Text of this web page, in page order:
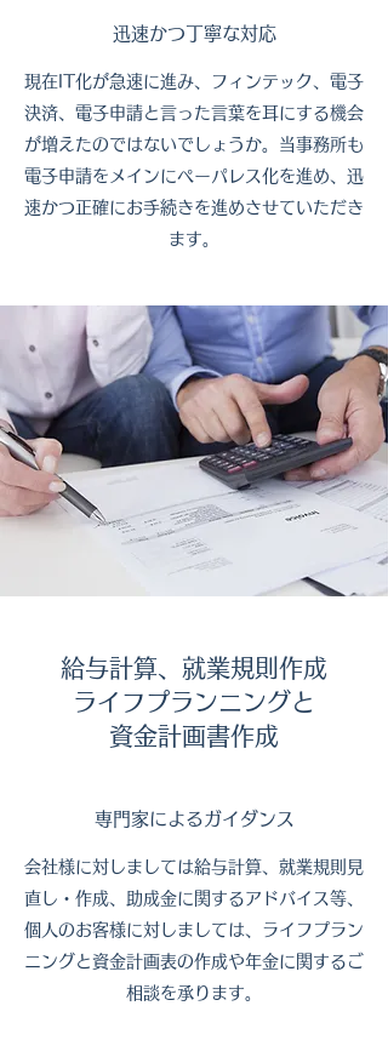
​迅速かつ丁寧な対応
​現在IT化が急速に進み、フィンテック、電子
決済、電子申請と言った言葉を耳にする機会
が増えたのではないでしょうか。当事務所も
電子申請をメインにペーパレス化を進め、迅
速かつ正確にお手続きを進めさせていただき
ます。
給与計算、就業規則作成
ライフプランニングと
資金計画書作成
専門家によるガイダンス
​会社様に対しましては給与計算、就業規則見
直し・作成、助成金に関するアドバイス等、
個人のお客様に対しましては、ライフプラン
ニングと資金計画表の作成や年金に関するご
相談を承ります。